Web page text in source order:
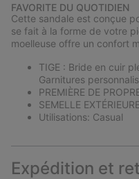
FAVORITE DU QUOTIDIEN
Cette sandale est conçue
se fait à la forme de votre
moelleuse offre un confort
TIGE : Bride en cuir
Garnitures
PREMIÈRE DE
SEMELLE
Utilisations: Casual
Expédition et